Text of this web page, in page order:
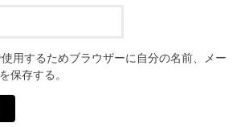
用するためブラウザーに自分の名前、メー
保存する。